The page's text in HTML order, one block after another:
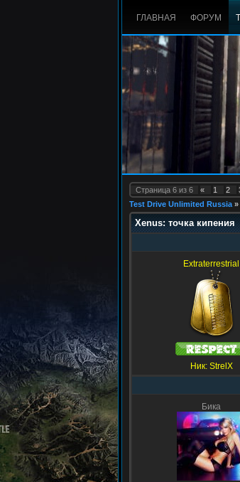
ГЛАВНАЯ ФОРУМ
Страница 6 из 6 « 1 2
Test Drive Unlimited Russia »
Xenus: точка кипения
Extraterrestrial
Ник: StrelX
Бика